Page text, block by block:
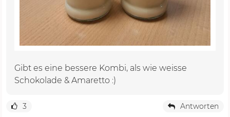
Gibt es eine bessere Kombi, als wie weisse
Schokolade & Amaretto :)
3 Antworten